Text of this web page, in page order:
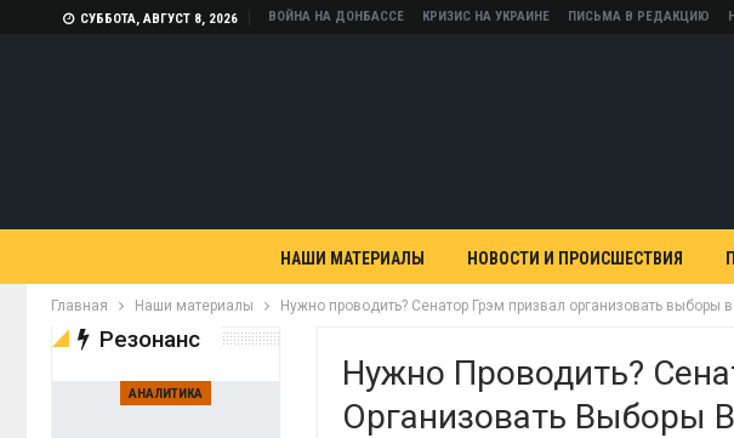
СУББОТА, АВГУСТ 8, 2026 ВОЙНА НА ДОНБАССЕ КРИЗИС НА УКРАИНЕ ПИСЬМА В РЕДАКЦИЮ
НАШИ МАТЕРИАЛЫ НОВОСТИ И ПРОИСШЕСТВИЯ
Главная Наши материалы Нужно проводить? Сенатор Грэм призвал организовать выборы
Нужно Проводить?
Организовать Выборы
Резонанс
АНАЛИТИКА